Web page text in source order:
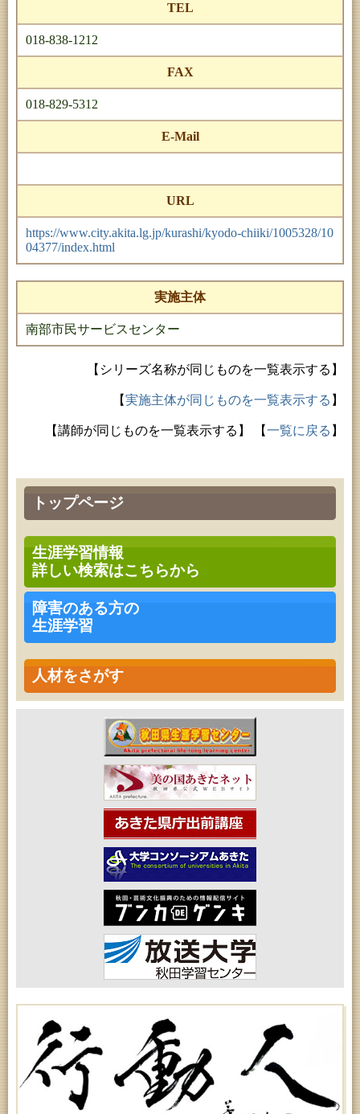
トップページ
生涯学習情報
詳しい検索はこちらから
障害のある方の
生涯学習
人材をさがす
TEL
018-838-1212
FAX
018-829-5312
E-Mail
URL
https://www.city.akita.lg.jp/kurashi/kyodo-chiiki/1005328/10
04377/index.html
実施主体
南部市民サービスセンター
【シリーズ名称が同じものを一覧表示する】
【実施主体が同じものを一覧表示する 】
【講師が同じものを一覧表示する】 【一覧に戻る 】